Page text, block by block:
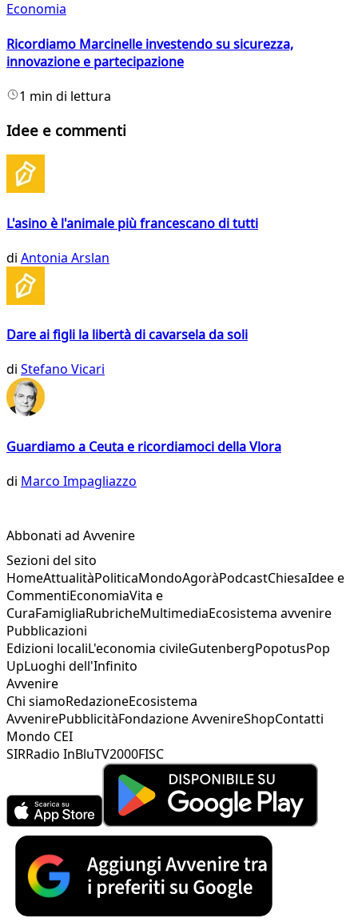
Economia
Ricordiamo Marcinelle investendo su sicurezza,
innovazione e partecipazione
1 min di lettura
Idee e commenti
L'asino è l'animale più francescano di tutti
di Antonia Arslan
Dare ai figli la libertà di cavarsela da soli
di Stefano Vicari
Guardiamo a Ceuta e ricordiamoci della Vlora
di Marco Impagliazzo
Abbonati ad Avvenire
Sezioni del sito
HomeAttualitàPoliticaMondoAgoràPodcastChiesaIdee e
CommentiEconomiaVita e
CuraFamigliaRubricheMultimediaEcosistema avvenire
Pubblicazioni
Edizioni localiL'economia civileGutenbergPopotusPop
UpLuoghi dell'Infinito
Avvenire
Chi siamoRedazioneEcosistema
AvvenirePubblicitàFondazione AvvenireShopContatti
Mondo CEI
SIRRadio InBluTV2000FISC